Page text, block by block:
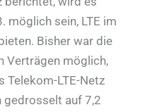
möglich sein, LTE im
Bisher war die
Verträgen möglich,
Telekom-LTE-Netz
gedrosselt auf 7,2